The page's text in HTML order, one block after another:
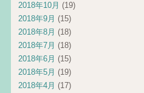
2018年10月 (19)
2018年9月 (15)
2018年8月 (18)
2018年7月 (18)
2018年6月 (15)
2018年5月 (19)
2018年4月 (17)